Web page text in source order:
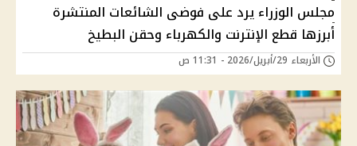
مجلس الوزراء يرد على فوضى الشائعات المنتشرة
أبرزها قطع الإنترنت والكهرباء وحقن البطيخ
الأربعاء 29/أبريل/2026 - 11:31 ص